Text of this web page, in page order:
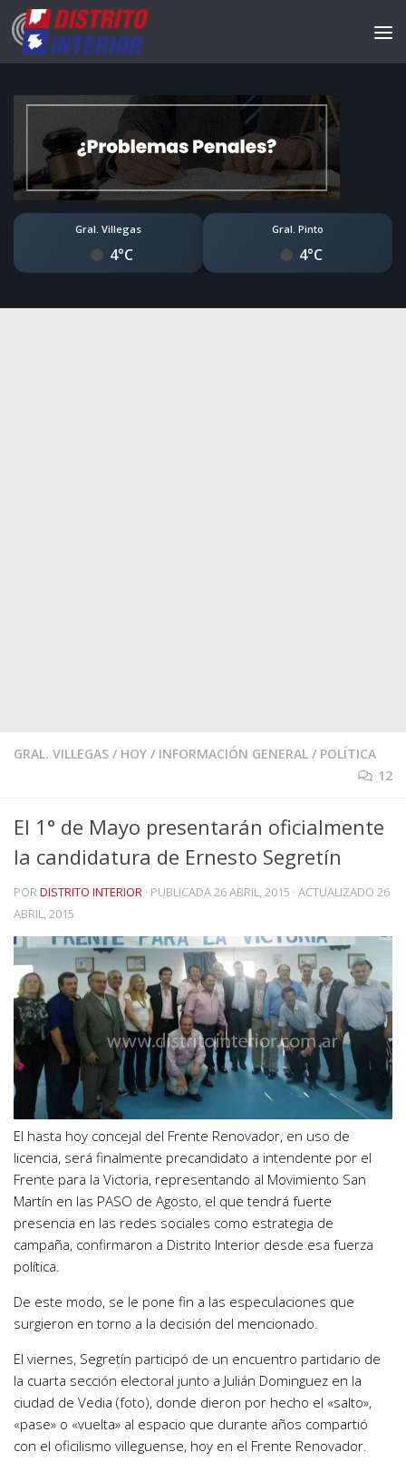
Gral. Villegas
4°C
Gral. Pinto
4°C
GRAL. VILLEGAS / HOY / INFORMACIÓN GENERAL / POLÍTICA
12
El 1° de Mayo presentarán oficialmente
la candidatura de Ernesto Segretín
PORDISTRITO INTERIOR · PUBLICADA26 ABRIL, 2015 · ACTUALIZADO 26
ABRIL, 2015
El hasta hoy concejal del Frente Renovador, en uso de
licencia, será finalmente precandidato a intendente por el
Frente para la Victoria, representando al Movimiento San
Martín en las PASO de Agosto, el que tendrá fuerte
presencia en las redes sociales como estrategia de
campaña, confirmaron a Distrito Interior desde esa fuerza
política.
De este modo, se le pone fin a las especulaciones que
surgieron en torno a la decisión del mencionado.
El viernes, Segretín participó de un encuentro partidario de
la cuarta sección electoral junto a Julián Dominguez en la
ciudad de Vedia (foto), donde dieron por hecho el «salto»,
«pase» o «vuelta» al espacio que durante años compartió
con el oficilismo villeguense, hoy en el Frente Renovador.